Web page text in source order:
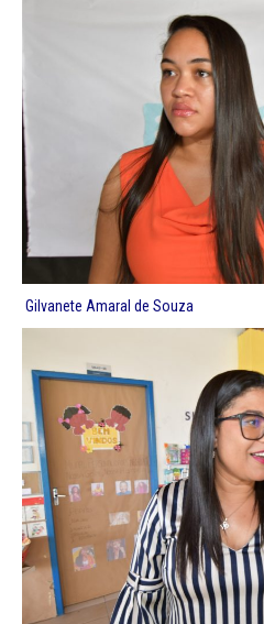
Gilvanete Amaral de Souza